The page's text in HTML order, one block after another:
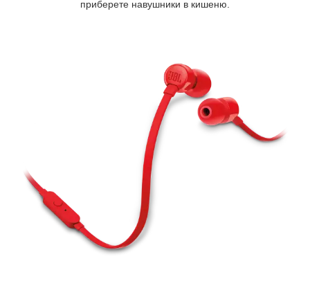
приберете навушники в кишеню.